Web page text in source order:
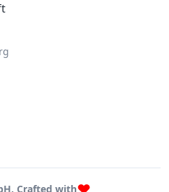
Crafted with